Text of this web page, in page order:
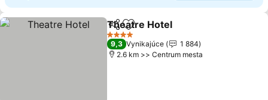
ZdieľaťPridať do obľúbených
Theatre Hotel
4 Počet hviezdičiek
9,3 Vynikajúce
1 884
2.6 km >> Centrum mesta